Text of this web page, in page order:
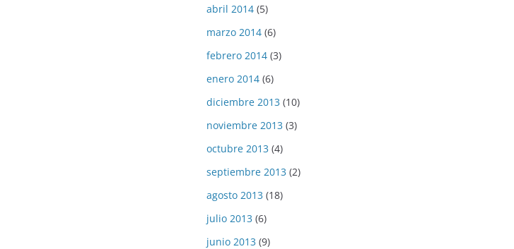
abril 2014 (5)
marzo 2014 (6)
febrero 2014 (3)
enero 2014 (6)
diciembre 2013 (10)
noviembre 2013 (3)
octubre 2013 (4)
septiembre 2013 (2)
agosto 2013 (18)
julio 2013 (6)
junio 2013 (9)